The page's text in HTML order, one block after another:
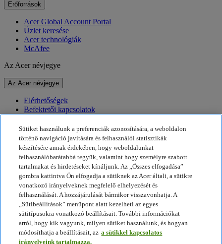
Erőforrások
Acer Global Account Portal
Üzlet keresése
Acer technológiák
McAfee
Az Acer névjegye
Az Acer névjegye
Elérhetőségek
Befektetői kapcsolatok
Díjak
Események
Fenntarthatóság
Fenntarthatóság
Vállalati társadalmi felelősségvállalás
A termékek ökológiai lábnyoma
Project Humanity
Earthion
Adatvédelmi szabályzat
Sütikkel kapcsolatos irányelvek
Sütiket használunk a preferenciák azonosítására, a weboldalon
történő navigáció javítására és felhasználói statisztikák
készítésére annak érdekében, hogy weboldalunkat
felhasználóbarátabbá tegyük, valamint hogy személyre szabott
tartalmakat és hirdetéseket kínáljunk. Az „Összes elfogadása”
gombra kattintva Ön elfogadja a sütiknek az Acer általi, a sütikre
vonatkozó irányelveknek megfelelő elhelyezését és
felhasználását. A hozzájárulását bármikor visszavonhatja. A
„Sütibeállítások” menüpont alatt kezelheti az egyes
sütitípusokra vonatkozó beállításait. További információkat
arról, hogy kik vagyunk, milyen sütiket használunk, és hogyan
módosíthatja a beállításait, az a sütikkel kapcsolatos
irányelveink tartalmazza.